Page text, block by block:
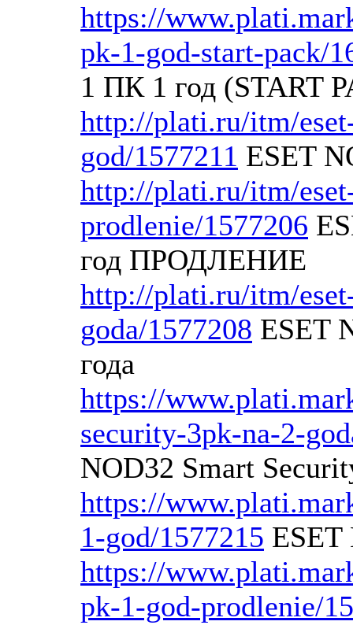
https://
pk-1-god-start-pack/
1 ПК 1 год (START
http://plati.ru/itm/
god/1577211 ESET
http://plati.ru/itm/
prodlenie/1577206
год ПРОДЛЕНИЕ
http://plati.ru/itm/
goda/1577208 ESET
года
https://
security-3pk-na-2-
NOD32 Smart
https://
1-god/1577215
https://
pk-1-god-prodlenie/